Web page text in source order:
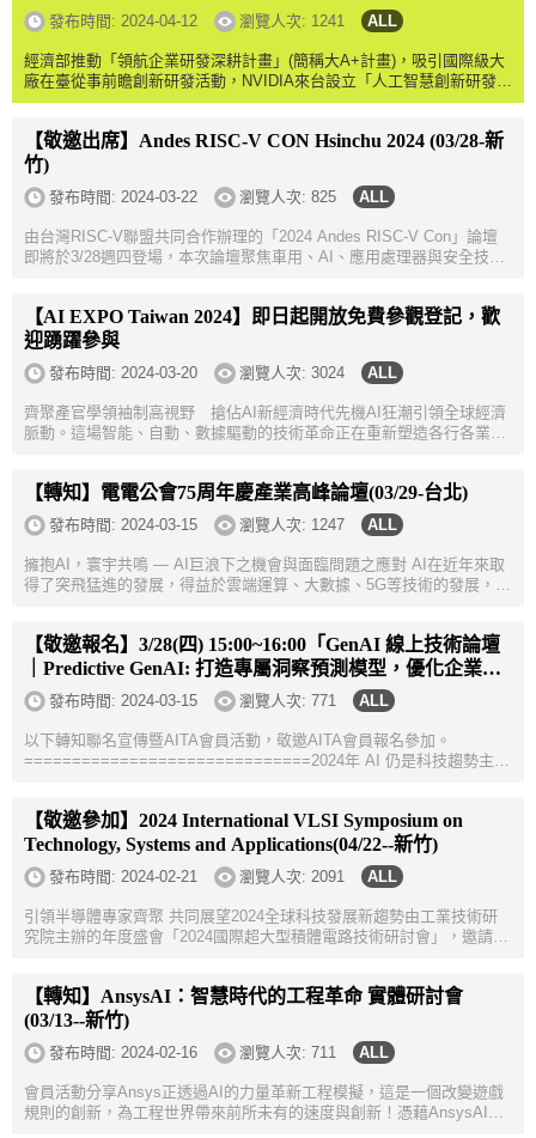
發布時間: 2024-04-12 瀏覽人次: 1241
經濟部推動「領航企業研發深耕計畫」(簡稱大A+計畫)，吸引國際級大
廠在臺從事前瞻創新研發活動，NVIDIA來台設立「人工智慧創新研發中
心」，並於112年底完成建置超級電腦「Taipei-1」。自113年7月起至
【敬邀出席】Andes RISC-V CON Hsinchu 2024 (03/28-新
竹)
發布時間: 2024-03-22 瀏覽人次: 825
由台灣RISC-V聯盟共同合作辦理的「2024 Andes RISC-V Con」論壇
即將於3/28週四登場，本次論壇聚焦車用、AI、應用處理器與安全技術
【AI EXPO Taiwan 2024】即日起開放免費參觀登記，歡
迎踴躍參與
發布時間: 2024-03-20 瀏覽人次: 3024
齊聚產官學領袖制高視野 搶佔AI新經濟時代先機AI狂潮引領全球經濟
脈動。這場智能、自動、數據驅動的技術革命正在重新塑造各行各業的
【轉知】電電公會75周年慶產業高峰論壇(03/29-台北)
發布時間: 2024-03-15 瀏覽人次: 1247
擁抱AI，寰宇共鳴 — AI巨浪下之機會與面臨問題之應對 AI在近年來取
得了突飛猛進的發展，得益於雲端運算、大數據、5G等技術的發展，以
【敬邀報名】3/28(四) 15:00~16:00「GenAI 線上技術論壇
｜Predictive GenAI: 打造專屬洞察預測模型，優化企業BI
決策！」
發布時間: 2024-03-15 瀏覽人次: 771
以下轉知聯名宣傳暨AITA會員活動，敬邀AITA會員報名參加。
==============================2024年 AI 仍是科技趨勢主
【敬邀參加】2024 International VLSI Symposium on
Technology, Systems and Applications(04/22--新竹)
發布時間: 2024-02-21 瀏覽人次: 2091
引領半導體專家齊聚 共同展望2024全球科技發展新趨勢由工業技術研
究院主辦的年度盛會「2024國際超大型積體電路技術研討會」，邀請到
【轉知】AnsysAI：智慧時代的工程革命 實體研討會
(03/13--新竹)
發布時間: 2024-02-16 瀏覽人次: 711
會員活動分享Ansys正透過AI的力量革新工程模擬，這是一個改變遊戲
規則的創新，為工程世界帶來前所未有的速度與創新！憑藉AnsysAI的